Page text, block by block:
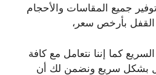
جميع المقاسات والأحجام
القفل بأرخص سعر،
كما إننا نتعامل مع كافة
بشكل سريع ونضمن لك أن